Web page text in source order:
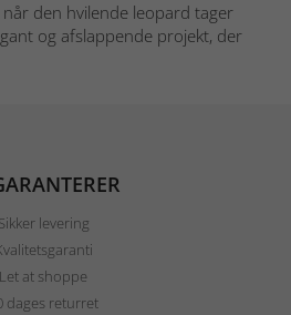
den hvilende leopard tager
og afslappende projekt, der
Sikker levering
Let at shoppe
dages returret